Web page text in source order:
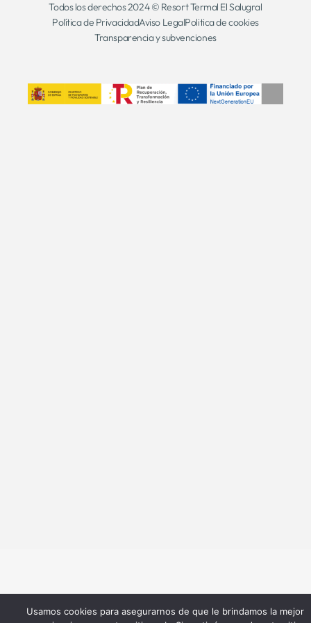
Todos los derechos 2024 © Resort Termal El Salugral
Política de PrivacidadAviso LegalPolitica de cookies
Transparencia y subvenciones
Usamos cookies para asegurarnos de que le brindamos la mejor